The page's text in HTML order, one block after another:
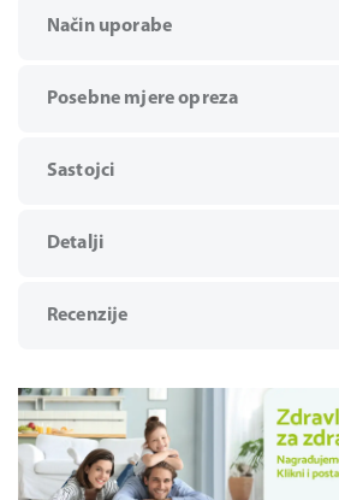
Način uporabe
Posebne mjere opreza
Sastojci
Detalji
Recenzije